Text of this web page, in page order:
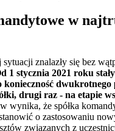
w
znalazły się bez
1 stycznia 2021 roku
konieczność
drugi raz - na etapie
wynika, że spółka
o zastosowaniu
związanych z